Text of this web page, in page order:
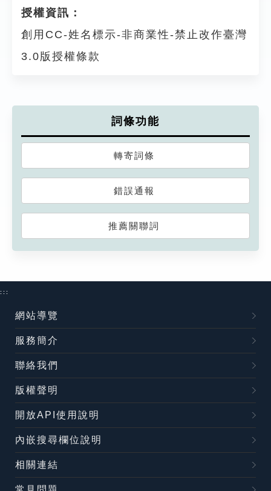
授權資訊：
創用CC-姓名標示-非商業性-禁止改作臺灣
3.0版授權條款
詞條功能
轉寄詞條
錯誤通報
推薦關聯詞
:::
網站導覽
服務簡介
聯絡我們
版權聲明
開放API使用說明
內嵌搜尋欄位說明
相關連結